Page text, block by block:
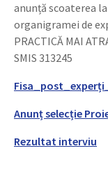
anunță scoaterea
organigramei de
PRACTICĂ MAI
SMIS 313245
Anunț selecție
Rezultat interviu